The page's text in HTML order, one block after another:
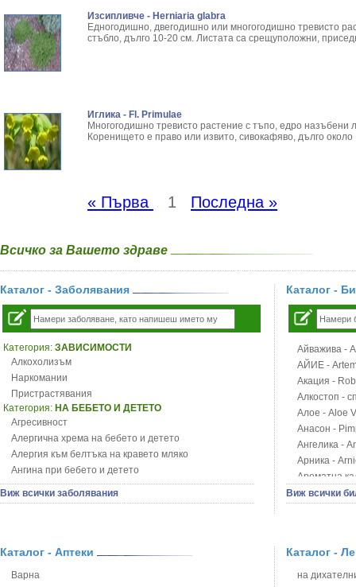
Изсипливче - Herniaria glabra
Едногодишно, двегодишно или многогодишно тревисто
стъбло, дълго 10-20 см. Листата са срещуположни,
Иглика - Fl. Primulae
Многогодишно тревисто растение с тъпо, едро назъбени
Коренището е право или извито, сивокафяво, дълго
« Първа 1 Последна »
Всичко за Вашето здраве
Каталог - Заболявания
Категория: ЗАВИСИМОСТИ
Алкохолизъм
Наркомании
Пристрастявания
Категория: НА БЕБЕТО И ДЕТЕТО
Агресивност
Алергична хрема на бебето и детето
Алергия към белтъка на кравето мляко
Ангина при бебето и детето
Анемия при бебето и детето
Апетит - пълни деца
Бронхиална астма при бебето и детето
Варицела
Виж всички заболявания
Каталог -
Айважива -
АЙИЕ -
Акация -
Алкостоп -
Алое - Aloe
Анасон -
Ангелика -
Арника -
Ароматна
Арония -
Блатен
Блян
Виж всички
Каталог - Аптеки
Варна
Каталог -
на